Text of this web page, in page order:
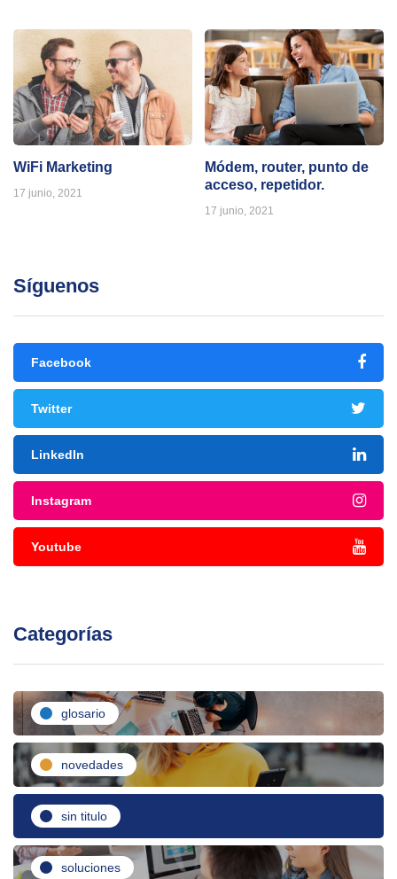
WiFi Marketing
17 junio, 2021
Módem, router, punto de
acceso, repetidor.
17 junio, 2021
Síguenos
Facebook
Twitter
LinkedIn
Instagram
Youtube
Categorías
glosario
novedades
sin titulo
soluciones